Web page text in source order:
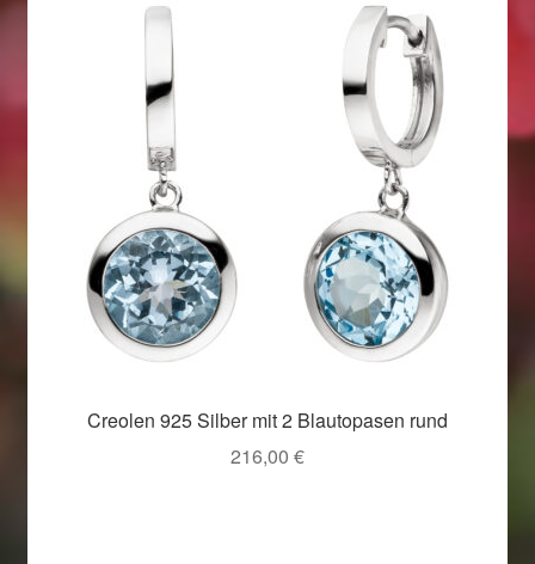
Creolen 925 Silber mit 2 Blautopasen rund
216,00 €